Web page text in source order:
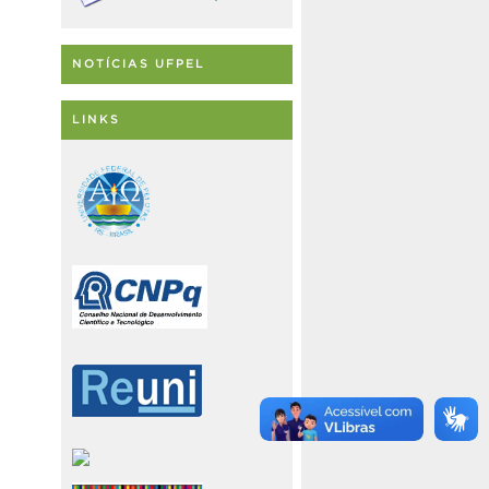
NOTÍCIAS UFPEL
LINKS